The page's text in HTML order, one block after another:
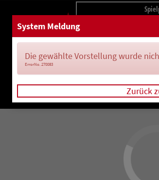
System Meldung
Die gewählte Vorstellung wurde
ErrorNo. 270083
Zurück